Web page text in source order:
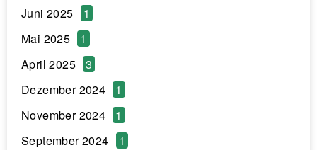
Juni 2025
1
Mai 2025
1
April 2025
3
Dezember 2024
1
November 2024
1
September 2024
1